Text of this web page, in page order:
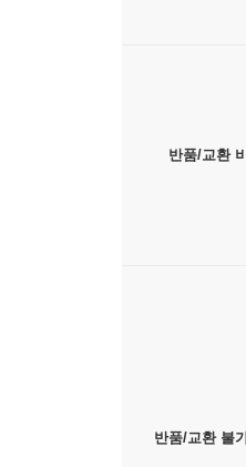
반품/교환
반품/교환 불